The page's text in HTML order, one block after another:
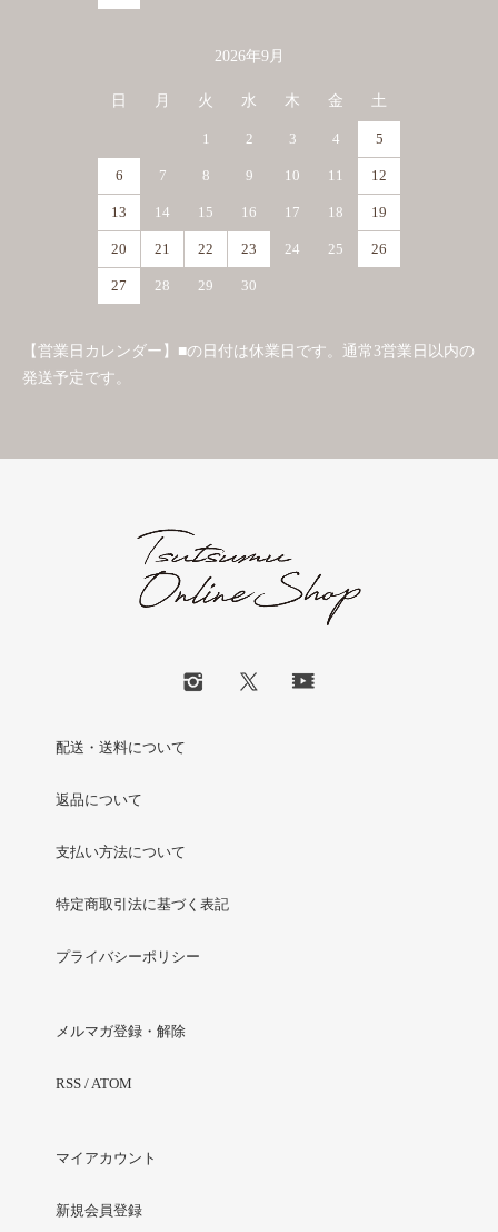
2026年9月
日 月 火 水 木 金 土
1 2 3 4 5
6 7 8 9 10 11 12
13 14 15 16 17 18 19
20 21 22 23 24 25 26
27 28 29 30
【営業日カレンダー】■の日付は休業日です。通常3営業日以内の
発送予定です。
配送・送料について
返品について
支払い方法について
特定商取引法に基づく表記
プライバシーポリシー
メルマガ登録・解除
RSS / ATOM
マイアカウント
新規会員登録